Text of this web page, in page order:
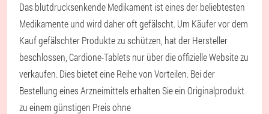
Das blutdrucksenkende Medikament ist eines der beliebtesten
Medikamente und wird daher oft gefälscht. Um Käufer vor dem
Kauf gefälschter Produkte zu schützen, hat der Hersteller
beschlossen, Cardione-Tablets nur über die offizielle Website zu
verkaufen. Dies bietet eine Reihe von Vorteilen. Bei der
Bestellung eines Arzneimittels erhalten Sie ein Originalprodukt
zu einem günstigen Preis ohne